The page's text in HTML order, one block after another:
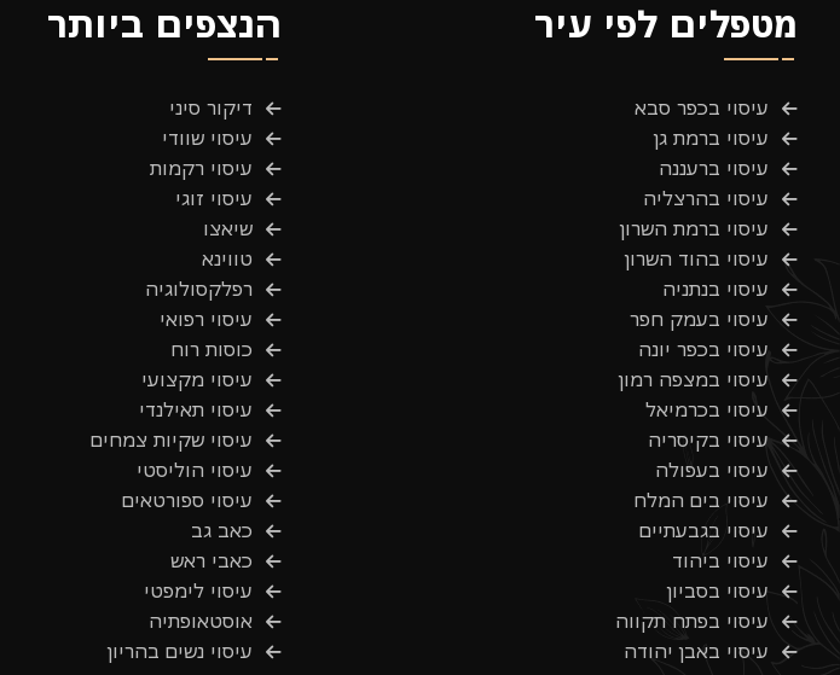
הנצפים ביותר
דיקור סיני
עיסוי שוודי
עיסוי רקמות
עיסוי זוגי
שיאצו
טווינא
רפלקסולוגיה
עיסוי רפואי
כוסות רוח
עיסוי מקצועי
עיסוי תאילנדי
עיסוי שקיות צמחים
עיסוי הוליסטי
עיסוי ספורטאים
כאב גב
כאבי ראש
עיסוי לימפטי
אוסטאופתיה
עיסוי נשים בהריון
מטפלים לפי עיר
עיסוי בכפר סבא
עיסוי ברמת גן
עיסוי ברעננה
עיסוי בהרצליה
עיסוי ברמת השרון
עיסוי בהוד השרון
עיסוי בנתניה
עיסוי בעמק חפר
עיסוי בכפר יונה
עיסוי במצפה רמון
עיסוי בכרמיאל
עיסוי בקיסריה
עיסוי בעפולה
עיסוי בים המלח
עיסוי בגבעתיים
עיסוי ביהוד
עיסוי בסביון
עיסוי בפתח תקווה
עיסוי באבן יהודה